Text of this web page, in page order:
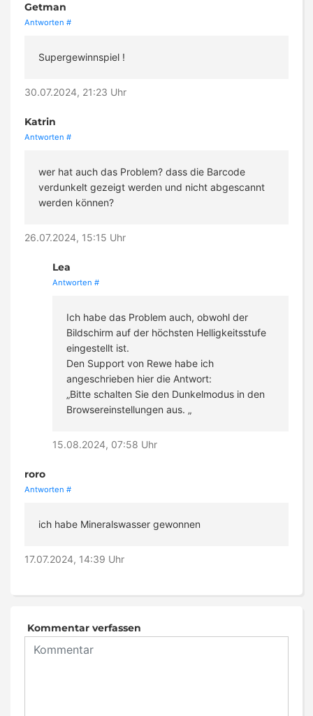
Getman
Antworten #
Supergewinnspiel !
30.07.2024, 21:23 Uhr
Katrin
Antworten #
wer hat auch das Problem? dass die Barcode
verdunkelt gezeigt werden und nicht abgescannt
werden können?
26.07.2024, 15:15 Uhr
Lea
Antworten #
Ich habe das Problem auch, obwohl der
Bildschirm auf der höchsten Helligkeitsstufe
eingestellt ist.
Den Support von Rewe habe ich
angeschrieben hier die Antwort:
„Bitte schalten Sie den Dunkelmodus in den
Browsereinstellungen aus. „
15.08.2024, 07:58 Uhr
roro
Antworten #
ich habe Mineralswasser gewonnen
17.07.2024, 14:39 Uhr
Kommentar verfassen